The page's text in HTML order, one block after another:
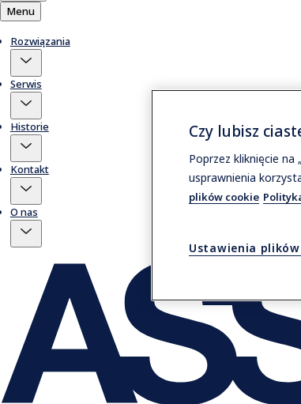
Menu
Rozwiązania
Serwis
Historie
Kontakt
O nas
Czy lubisz
Poprzez kliknięcie
usprawnienia
plików cookie
Ustawienia